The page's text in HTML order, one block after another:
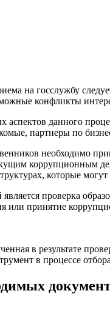
на госслужбу
конфликты
данного
партнеры по
необходимо
коррупционным
которые
проверка
или принятие
в результате
в процессе